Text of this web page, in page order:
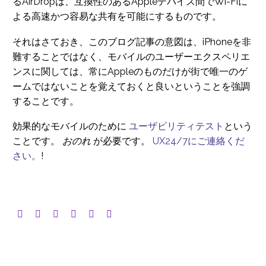
よる高速かつ容易な共有を可能にするものです。
それはさておき、このブログ記事の意図は、iPhoneを非
難することではなく、モバイルのユーザーエクスペリエ
ンスに関しては、常にAppleのものだけが街で唯一のゲ
ームではないことを覚えておくと良いということを強調
することです。
効果的なモバイルのために ユーザビリティテスト という
ことです。 おのれ が必要です。 UX24/7にご連絡くだ
さい。 !